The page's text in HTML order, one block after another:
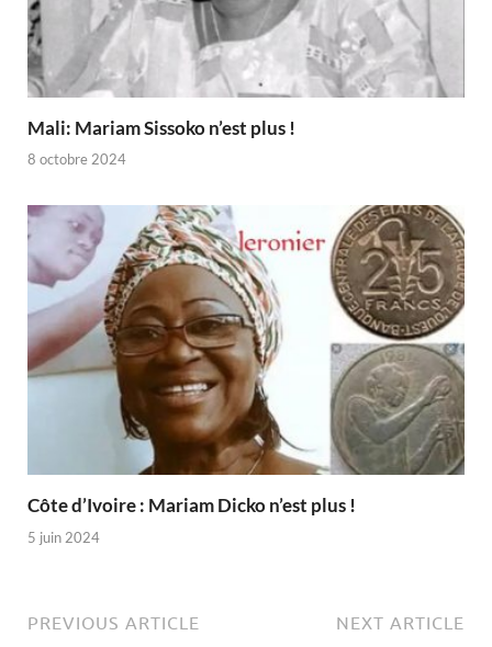
Mali: Mariam Sissoko n’est plus !
8 octobre 2024
Côte d’Ivoire : Mariam Dicko n’est plus !
5 juin 2024
PREVIOUS ARTICLE NEXT ARTICLE